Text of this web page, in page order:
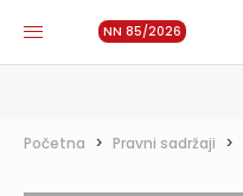
NN 85/2026
Početna > Pravni sadržaji >